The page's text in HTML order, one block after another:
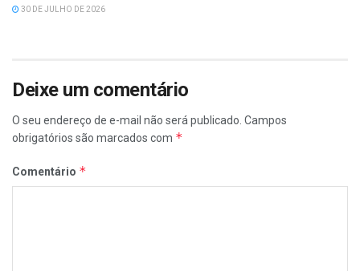
30 DE JULHO DE 2026
Deixe um comentário
O seu endereço de e-mail não será publicado. Campos
obrigatórios são marcados com *
Comentário *